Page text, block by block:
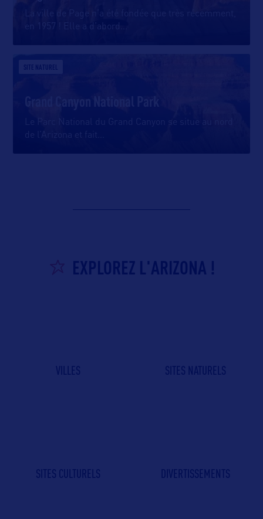
La ville de Page n’a été fondée que très récemment,
en 1957 ! Elle a d’abord
SITE NATUREL
EXPLOREZ L'ARIZONA !
VILLES SITES NATURELS
SITES CULTURELS DIVERTISSEMENTS